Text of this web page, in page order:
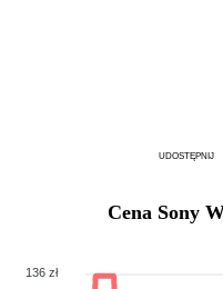
UDOSTĘPNIJ
Cena Sony
136 zł